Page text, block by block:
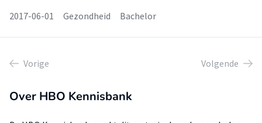
2017-06-01
Gezondheid Bachelor
Vorige Volgende
Over HBO Kennisbank